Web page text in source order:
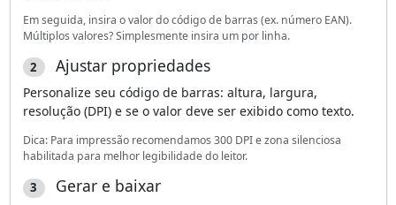
Em seguida, insira o valor do código de barras (ex. número EAN).
Múltiplos valores? Simplesmente insira um por linha.
2 Ajustar propriedades
Personalize seu código de barras: altura, largura,
resolução (DPI) e se o valor deve ser exibido como texto.
Dica: Para impressão recomendamos 300 DPI e zona silenciosa
habilitada para melhor legibilidade do leitor.
3 Gerar e baixar